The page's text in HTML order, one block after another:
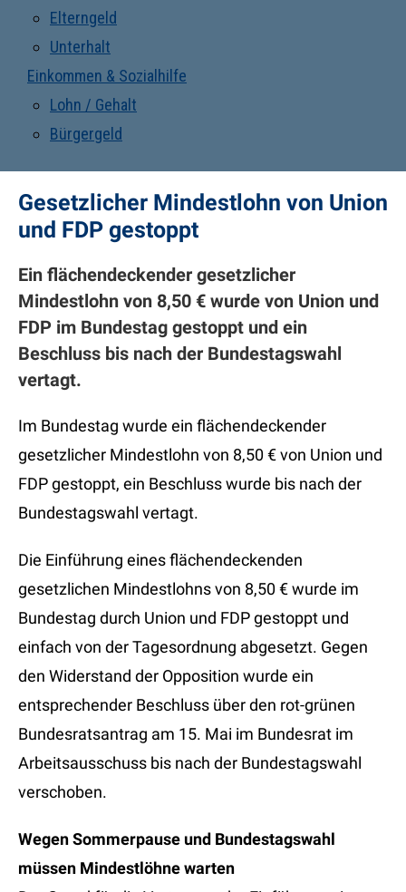
Elterngeld
Unterhalt
Einkommen & Sozialhilfe
Lohn / Gehalt
Bürgergeld
Gesetzlicher Mindestlohn von Union
und FDP gestoppt
Ein flächendeckender gesetzlicher
Mindestlohn von 8,50 € wurde von Union und
FDP im Bundestag gestoppt und ein
Beschluss bis nach der Bundestagswahl
vertagt.
Im Bundestag wurde ein flächendeckender
gesetzlicher Mindestlohn von 8,50 € von Union und
FDP gestoppt, ein Beschluss wurde bis nach der
Bundestagswahl vertagt.
Die Einführung eines flächendeckenden
gesetzlichen Mindestlohns von 8,50 € wurde im
Bundestag durch Union und FDP gestoppt und
einfach von der Tagesordnung abgesetzt. Gegen
den Widerstand der Opposition wurde ein
entsprechender Beschluss über den rot-grünen
Bundesratsantrag am 15. Mai im Bundesrat im
Arbeitsausschuss bis nach der Bundestagswahl
verschoben.
Wegen Sommerpause und Bundestagswahl
müssen Mindestlöhne warten